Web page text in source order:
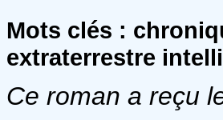
Mots clés :
extraterrestre
Ce roman a reçu